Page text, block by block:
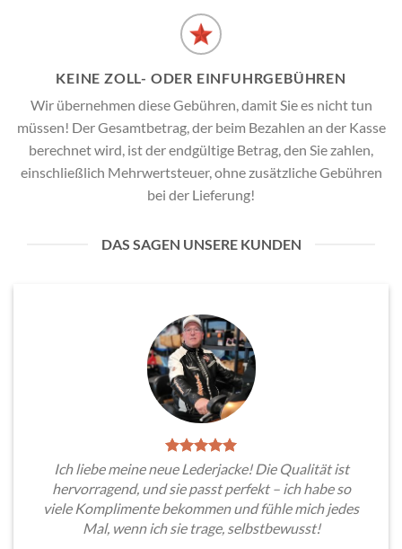
KEINE ZOLL- ODER EINFUHRGEBÜHREN
Wir übernehmen diese Gebühren, damit Sie es nicht tun
müssen! Der Gesamtbetrag, der beim Bezahlen an der Kasse
berechnet wird, ist der endgültige Betrag, den Sie zahlen,
einschließlich Mehrwertsteuer, ohne zusätzliche Gebühren
bei der Lieferung!
DAS SAGEN UNSERE KUNDEN
Ich liebe meine neue Lederjacke! Die Qualität ist
hervorragend, und sie passt perfekt – ich habe so
viele Komplimente bekommen und fühle mich jedes
Mal, wenn ich sie trage, selbstbewusst!